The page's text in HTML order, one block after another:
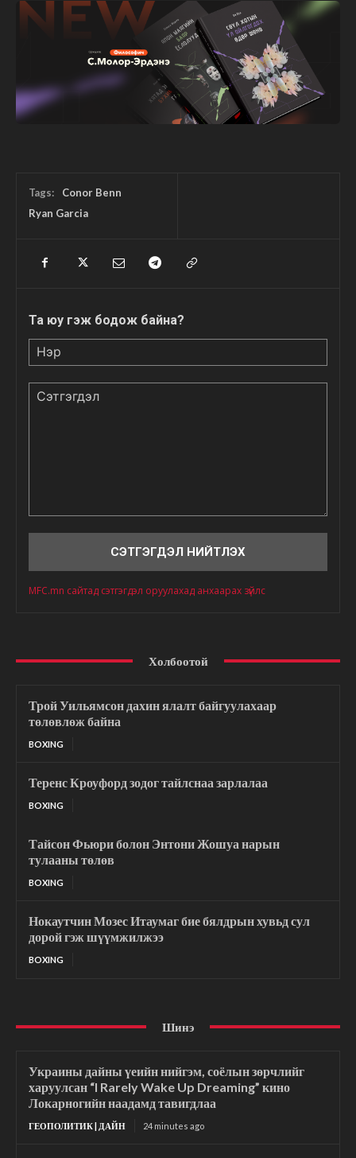
Tags:
Conor Benn
Ryan Garcia
Та юу гэж бодож байна?
MFC.mn сайтад сэтгэгдэл оруулахад анхаарах зүйлс
Холбоотой
Трой Уильямсон дахин ялалт байгуулахаар
төлөвлөж байна
BOXING
Теренс Кроуфорд зодог тайлснаа зарлалаа
BOXING
Тайсон Фьюри болон Энтони Жошуа нарын
тулааны төлөв
BOXING
Нокаутчин Мозес Итаумаг бие бялдрын хувьд сул
дорой гэж шүүмжилжээ
BOXING
Шинэ
Украины дайны үеийн нийгэм, соёлын зөрчлийг
харуулсан “I Rarely Wake Up Dreaming” кино
Локарногийн наадамд тавигдлаа
ГЕОПОЛИТИК | ДАЙН 24 minutes ago